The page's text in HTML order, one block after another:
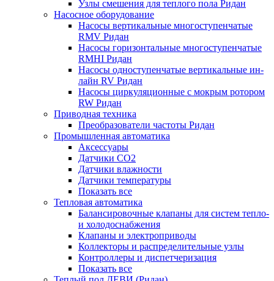
Узлы смешения для теплого пола Ридан
Насосное оборудование
Насосы вертикальные многоступенчатые
RMV Ридан
Насосы горизонтальные многоступенчатые
RMHI Ридан
Насосы одноступенчатые вертикальные ин-
лайн RV Ридан
Насосы циркуляционные с мокрым ротором
RW Ридан
Приводная техника
Преобразователи частоты Ридан
Промышленная автоматика
Аксессуары
Датчики CO2
Датчики влажности
Датчики температуры
Показать все
Тепловая автоматика
Балансировочные клапаны для систем тепло-
и холодоснабжения
Клапаны и электроприводы
Коллекторы и распределительные узлы
Контроллеры и диспетчеризация
Показать все